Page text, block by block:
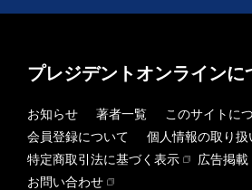
プレジデントオンラインに
お知らせ 著者一覧
このサイトに
会員登録について
個人情報の取り扱
特定商取引法に基づく表示
広告掲載
お問い合わせ